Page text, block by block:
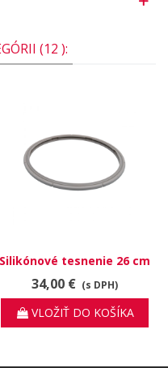
(12 ):
Silikónové tesnenie 26 cm
pre tlakové hrnce Vitavit
34,00 € (s DPH)
VLOŽIŤ DO KOŠÍKA